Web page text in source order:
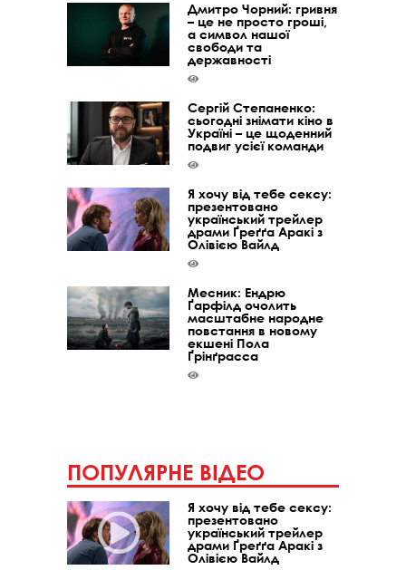
Дмитро Чорний: гривня
– це не просто гроші,
а символ нашої
свободи та
державності
Сергій Степаненко:
сьогодні знімати кіно в
Україні – це щоденний
подвиг усієї команди
Я хочу від тебе сексу:
презентовано
український трейлер
драми Ґреґґа Аракі з
Олівією Вайлд
Месник: Ендрю
Ґарфілд очолить
масштабне народне
повстання в новому
екшені Пола
Ґрінґрасса
ПОПУЛЯРНЕ ВІДЕО
Я хочу від тебе сексу:
презентовано
український трейлер
драми Ґреґґа Аракі з
Олівією Вайлд